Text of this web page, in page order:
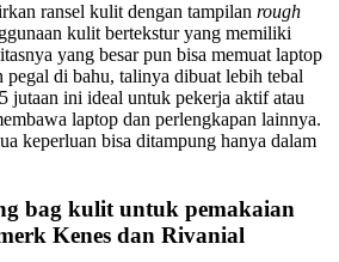
ransel kulit dengan tampilan rough
kulit bertekstur yang memiliki
yang besar pun bisa memuat laptop
di bahu, talinya dibuat lebih tebal
jutaan ini ideal untuk pekerja aktif atau
laptop dan perlengkapan lainnya.
keperluan bisa ditampung hanya dalam
bag kulit untuk pemakaian
Kenes dan Rivanial